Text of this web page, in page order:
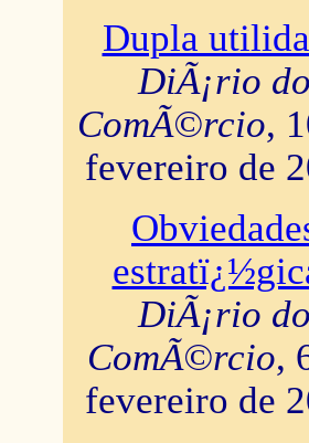
Dupla
DiÃ¡rio do
ComÃ©rcio,
fevereiro de
DiÃ¡rio do
ComÃ©rcio,
fevereiro de